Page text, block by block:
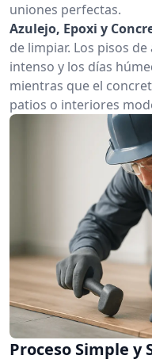
uniones perfectas.
Azulejo, Epoxi y
de limpiar. Los pisos
intenso y los días
mientras que el
patios o interiores
Proceso Simple y